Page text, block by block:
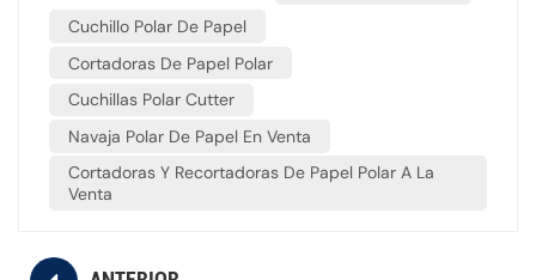
Cuchillo Polar De Papel
Cortadoras De Papel Polar
Cuchillas Polar Cutter
Navaja Polar De Papel En Venta
Cortadoras Y Recortadoras De Papel Polar A La
Venta